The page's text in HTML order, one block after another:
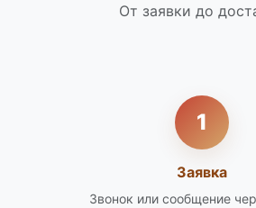
От заявки до
1
Заявка
Звонок или сообщение